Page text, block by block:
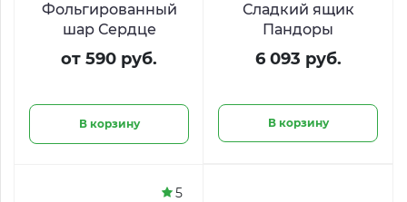
Фольгированный
шар Сердце
от 590 руб.
В корзину
Сладкий ящик
Пандоры
6 093 руб.
В корзину
5